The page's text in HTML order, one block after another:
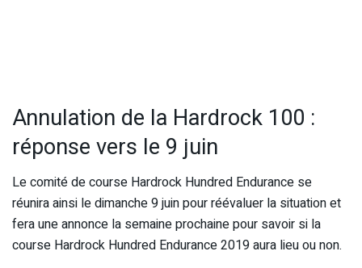
Annulation de la Hardrock 100 :
réponse vers le 9 juin
Le comité de course Hardrock Hundred Endurance se
réunira ainsi le dimanche 9 juin pour réévaluer la situation et
fera une annonce la semaine prochaine pour savoir si la
course Hardrock Hundred Endurance 2019 aura lieu ou non.